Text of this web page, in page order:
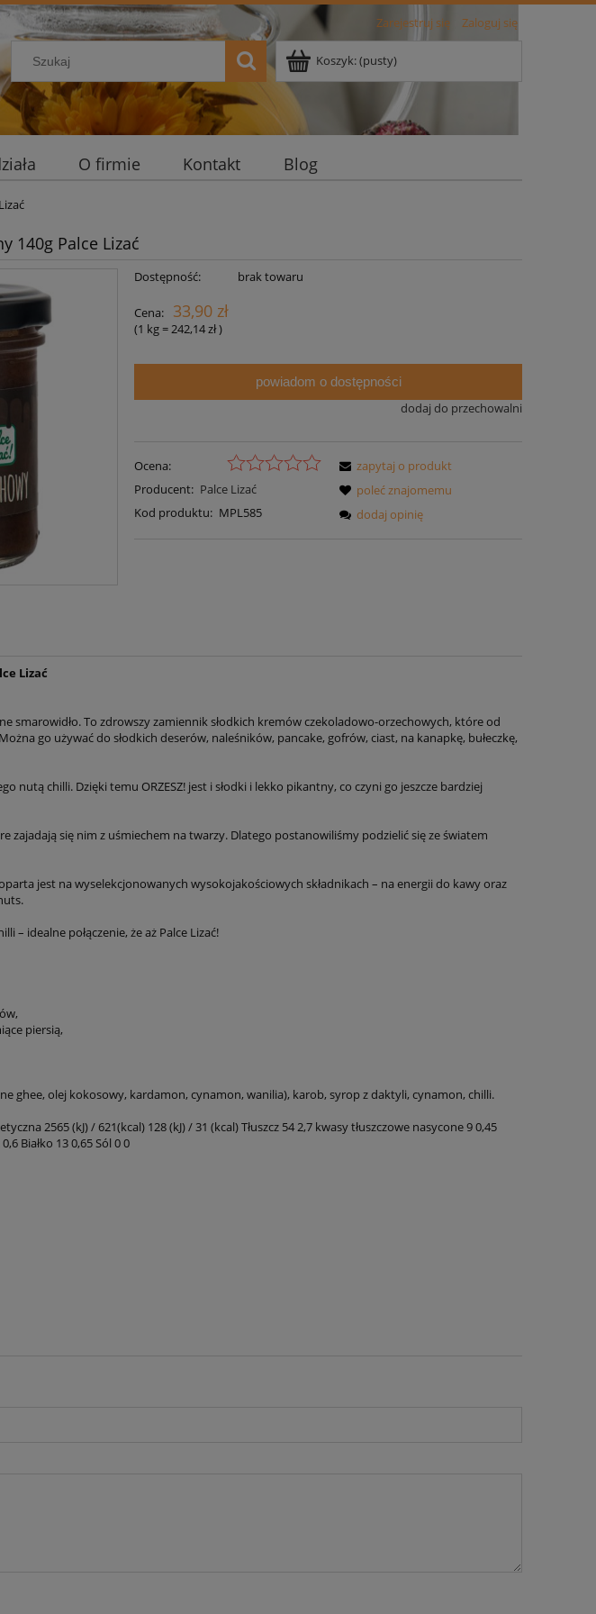
Zarejestruj się Zaloguj się
Koszyk:(pusty)
O firmie Kontakt Blog
140g Palce Lizać
Dostępność: brak towaru
Cena: 33,90 zł
(1 kg=242,14 zł)
powiadom o dostępności
dodaj do przechowalni
Ocena:
Producent: Palce Lizać
Kod produktu: MPL585
zapytaj o produkt
poleć znajomemu
dodaj opinię
Lizać
smarowidło. To zdrowszy zamiennik słodkich kremów czekoladowo-orzechowych, które od
go używać do słodkich deserów, naleśników, pancake, gofrów, ciast, na kanapkę, bułeczkę,
nutą chilli. Dzięki temu ORZESZ! jest i słodki i lekko pikantny, co czyni go jeszcze bardziej
zajadają się nim z uśmiechem na twarzy. Dlatego postanowiliśmy podzielić się ze światem
jest na wyselekcjonowanych wysokojakościowych składnikach – na energii do kawy oraz
– idealne połączenie, że aż Palce Lizać!
piersią,
ghee, olej kokosowy, kardamon, cynamon, wanilia), karob, syrop z daktyli, cynamon, chilli.
2565 (kJ) / 621(kcal) 128 (kJ) / 31 (kcal) Tłuszcz 54 2,7 kwasy tłuszczowe nasycone 9 0,45
Białko 13 0,65 Sól 0 0